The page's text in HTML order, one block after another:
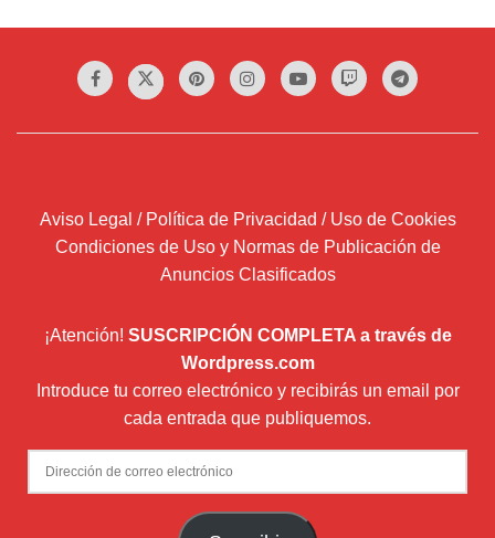
Aviso Legal / Política de Privacidad / Uso de Cookies
Condiciones de Uso y Normas de Publicación de
Anuncios Clasificados
¡Atención! SUSCRIPCIÓN COMPLETA a través de
Wordpress.com
Introduce tu correo electrónico y recibirás un email por
cada entrada que publiquemos.
Dirección
de